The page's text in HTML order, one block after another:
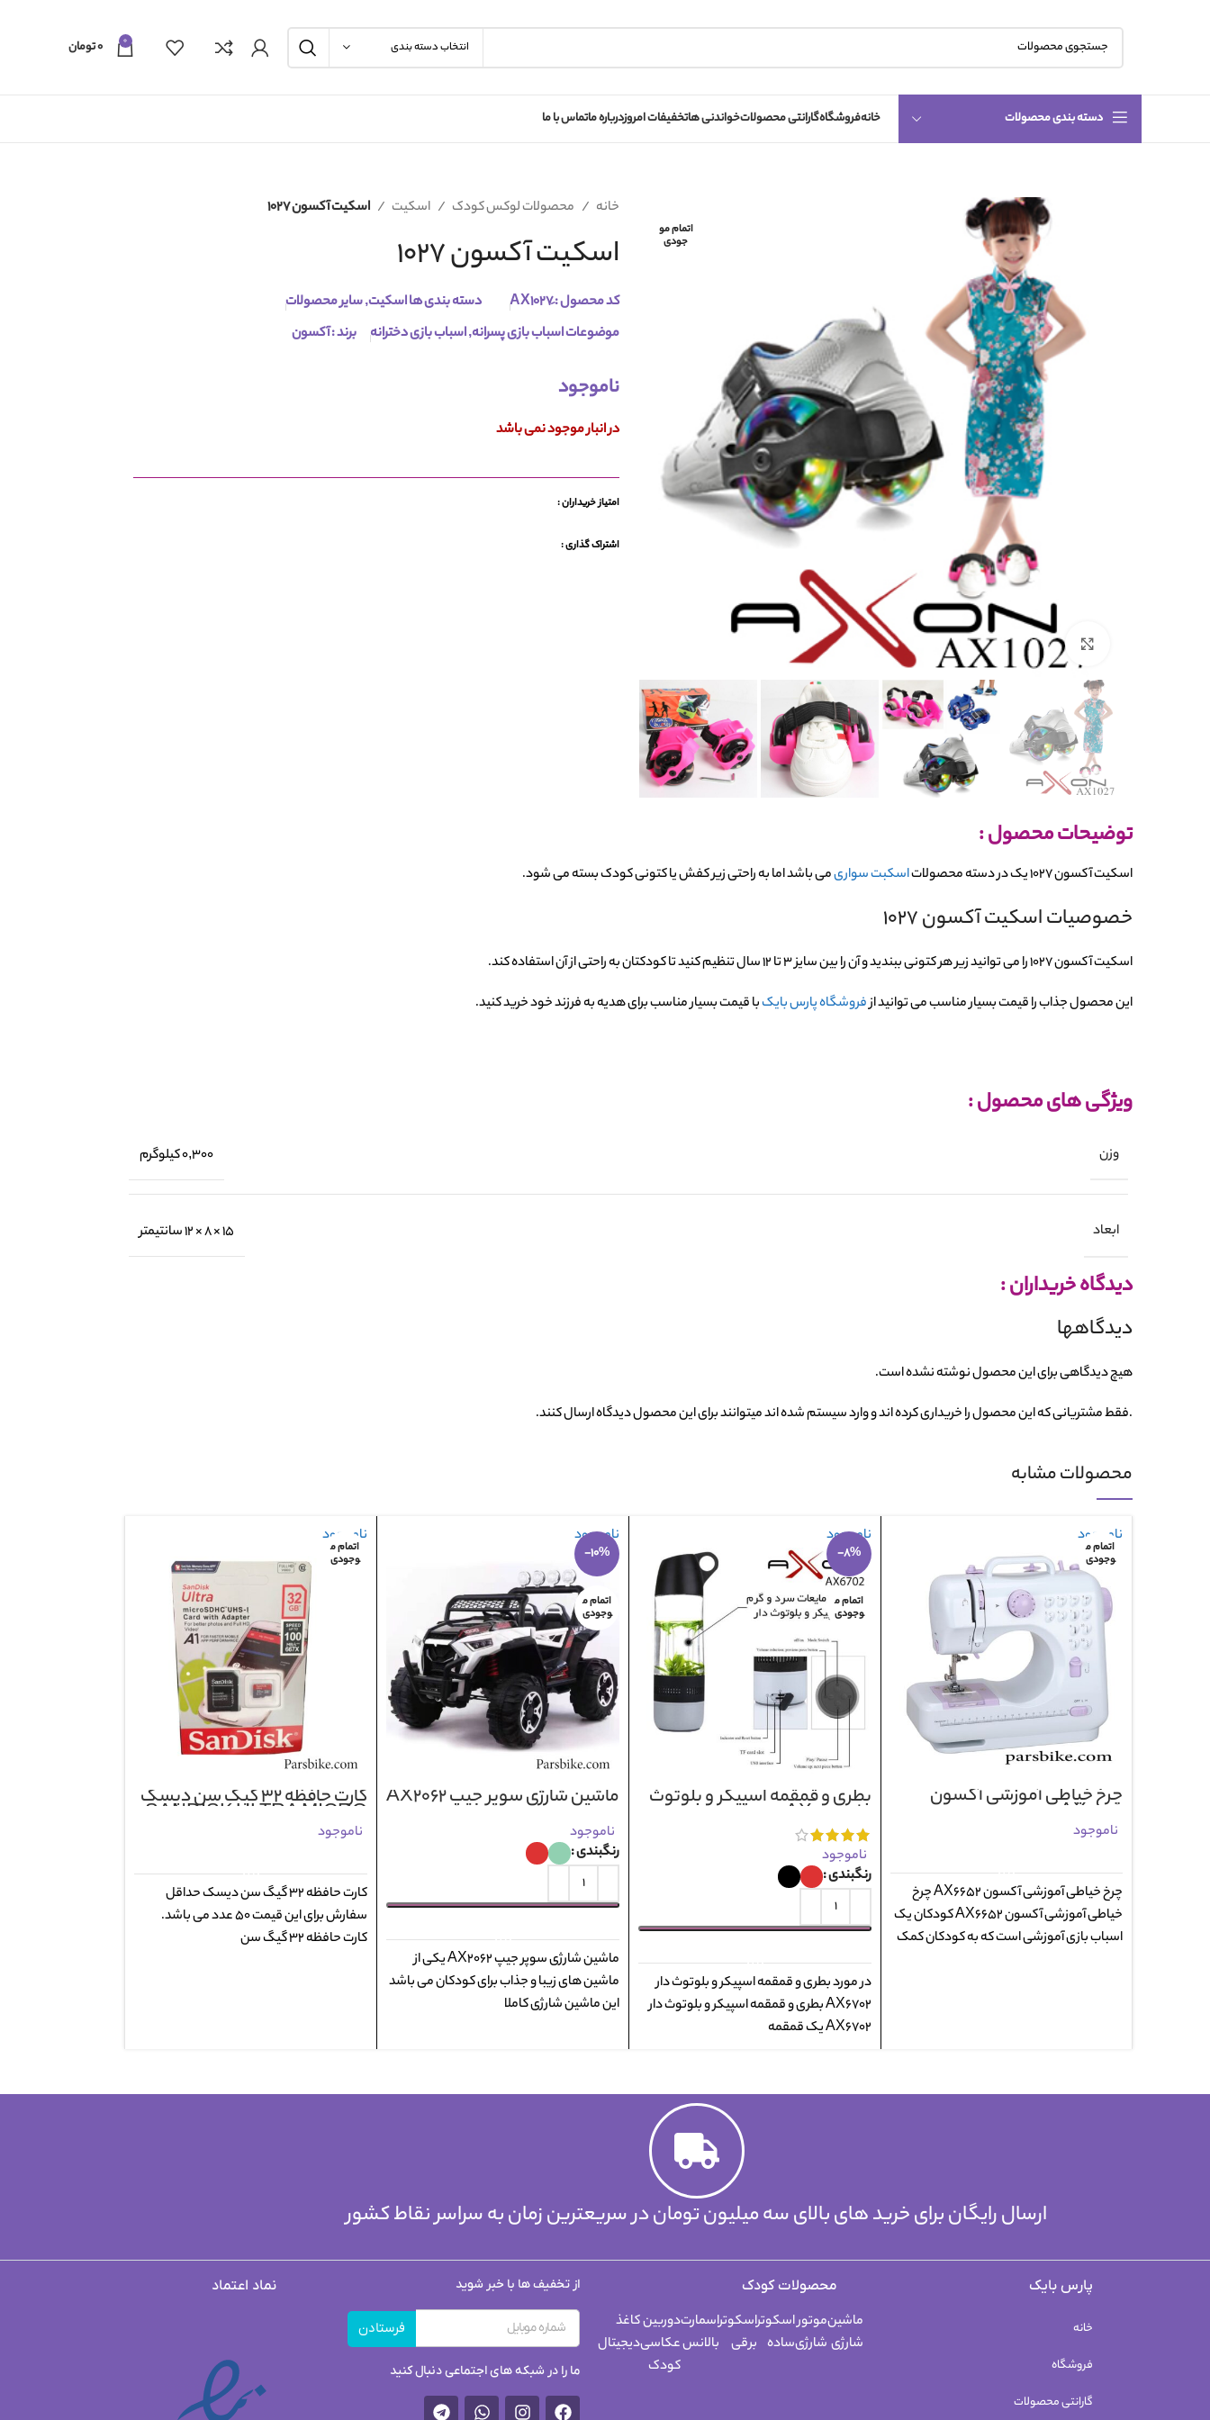
انتخاب دسته بندی 0 ۰تومان
دسته بندی محصولات خانهفروشگاهگارانتی محصولاتخواندنی هاتخفیفات امروزدرباره ماتماس با ما
اتمام مو
جودی
بزرگنمایی تصویر
خانه محصولات لوکس کودک اسکیت اسکیت آکسون 1027
اسکیت آکسون 1027
کد محصول : دسته بندی هااسکیت,سایر محصولات
موضوعاتاسباب بازی پسرانه,اسباب بازی دخترانه برند : آکسون
ناموجود
در انبار موجود نمی باشد
امتیاز خریداران :
اشتراک گذاری :
توضیحات محصول :
اسکیت آکسون 1027 یک در دسته محصولات اسکبت سواریمی باشد اما به راحتی زیر کفش یا کتونی کودک بسته می شود.
خصوصیات اسکیت آکسون 1027
اسکیت آکسون 1027 را می توانید زیر هر کتونی ببندید و آن را بین سایز 3 تا 12 سال تنظیم کنید تا کودکتان به راحتی از آن استفاده کند.
این محصول جذاب را قیمت بسیار مناسب می توانید ازفروشگاه پارس بایکبا قیمت بسیار مناسب برای هدیه به فرزند خود خرید کنید.
ویژگی های محصول :
وزن 0,300 کیلوگرم
ابعاد 15 × 8 × 12 سانتیمتر
دیدگاه خریداران :
دیدگاهها
هیچ دیدگاهی برای این محصول نوشته نشده است.
.فقط مشتریانی که این محصول را خریداری کرده اند و وارد سیستم شده اند میتوانند برای این محصول دیدگاه ارسال کنند.
محصولات مشابه
ناموجود
اتمام م
وجودی
چرخ خیاطی آموزشی آکسون
AX6652
ناموجود
چرخ خیاطی آموزشی آکسون AX6652 چرخ
خیاطی آموزشی آکسون AX6652 کودکان یک
اسباب بازی آموزشی است که به کودکان کمک
ناموجود
-8%
اتمام م
وجودی
بطری و قمقمه اسپیکر و بلوتوث
دار AX6702
ناموجود
رنگبندی
در مورد بطری و قمقمه اسپیکر و بلوتوث دار
AX6702 بطری و قمقمه اسپیکر و بلوتوث دار
AX6702 یک قمقمه
ناموجود
-10%
اتمام م
وجودی
ماشین شارژی سوپر جیپ AX2062
ناموجود
رنگبندی
ماشین شارژی سوپر جیپ AX2062 یکی از
ماشین های زیبا و جذاب برای کودکان می باشد
این ماشین شارژی کاملا
ناموجود
اتمام م
وجودی
کارت حافظه 32 گیگ سن دیسک
SANDISK ULTRA MICRO
SDHC UHS A1 100MB/S
حداقل سفارش ٥٠ عدد
ناموجود
کارت حافظه 32 گیگ سن دیسک حداقل
سفارش برای این قیمت 50 عدد می باشد.
کارت حافظه 32 گیگ سن
ارسال رایگان برای خرید های بالای سه میلیون تومان در سریعترین زمان به سراسر نقاط کشور
پارس بایک
خانه
فروشگاه
گارانتی محصولات
محصولات کودک
ماشین
شارژی
موتور
شارژی
اسکوتر
ساده
اسکوتر
برقی
اسمارت
بالانس
دوربین
عکاسی
کودک
کاغذ
دیجیتال
از تخفیف ها با خبر شوید
فرستادن
ما را در شبکه های اجتماعی دنبال کنید
نماد اعتماد